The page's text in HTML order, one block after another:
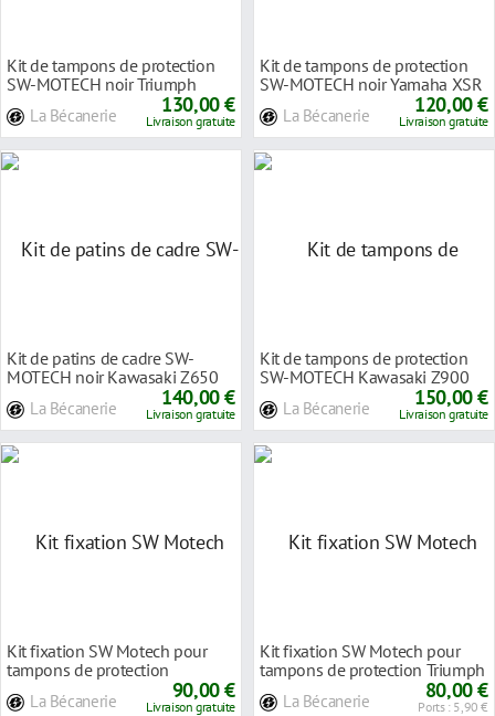
Kit de tampons de protection
SW-MOTECH noir Triumph
La Bécanerie 130,00 €
Livraison gratuite
Kit de tampons de protection
SW-MOTECH noir Yamaha XSR
La Bécanerie 120,00 €
Livraison gratuite
Kit de patins de cadre SW-
MOTECH noir Kawasaki Z650
La Bécanerie 140,00 €
Livraison gratuite
Kit de tampons de protection
SW-MOTECH Kawasaki Z900
La Bécanerie 150,00 €
Livraison gratuite
Kit fixation SW Motech pour
tampons de protection
La Bécanerie 90,00 €
Livraison gratuite
Kit fixation SW Motech pour
tampons de protection Triumph
La Bécanerie 80,00 €
Ports : 5,90 €